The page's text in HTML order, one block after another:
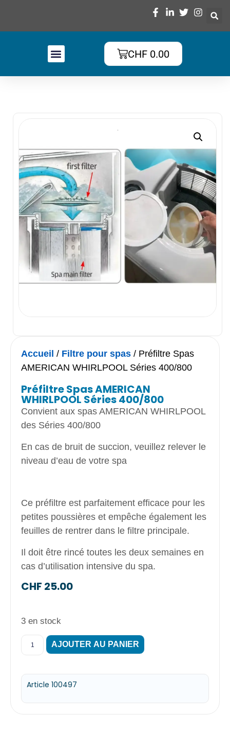
CHF 0.00
Accueil / Filtre pour spas / Préfiltre Spas
AMERICAN WHIRLPOOL Séries 400/800
Préfiltre Spas AMERICAN
WHIRLPOOL Séries 400/800
Convient aux spas AMERICAN WHIRLPOOL
des Séries 400/800
En cas de bruit de succion, veuillez relever le
niveau d’eau de votre spa
Ce préfiltre est parfaitement efficace pour les
petites poussières et empêche également les
feuilles de rentrer dans le filtre principale.
Il doit être rincé toutes les deux semaines en
cas d’utilisation intensive du spa.
CHF 25.00
3 en stock
AJOUTER AU PANIER
Article 100497